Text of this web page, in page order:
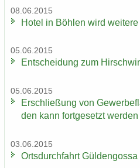
08.06.2015
Hotel in Böh­len wird
05.06.2015
Ent­schei­dung zum
05.06.2015
Er­schlie­ßung von
den kann fort­ge­setzt wer­den
03.06.2015
Orts­durch­fahrt